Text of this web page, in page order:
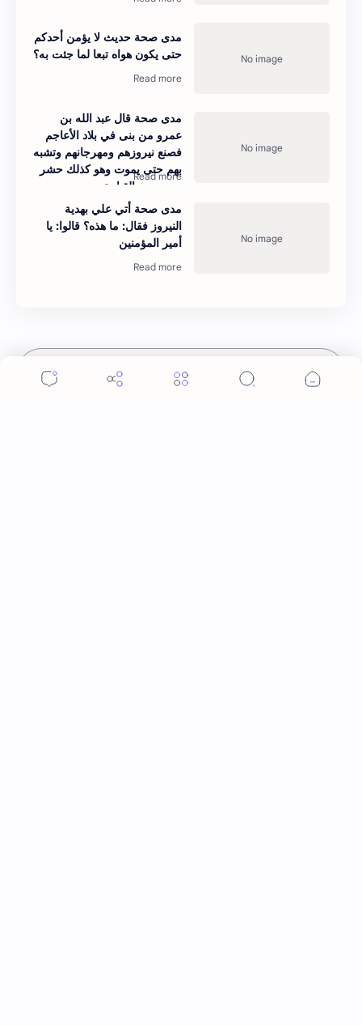
مدى صحة حديث لا يؤمن أحدكم
حتى يكون ‌هواه تبعا لما جئت به؟
مدى صحة قال عبد الله بن
عمرو من بنى في بلاد الأعاجم
فصنع نيروزهم ومهرجانهم وتشبه
بهم حتى يموت وهو كذلك حشر
معهم يوم القيامة
مدى صحة أتي علي بهدية
النيروز فقال: ما هذه؟ قالوا: يا
أمير المؤمنين
إرسال تعليق